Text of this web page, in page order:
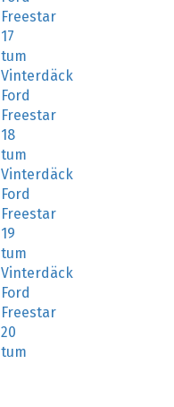
Freestar
17
tum
Vinterdäck
Ford
Freestar
18
tum
Vinterdäck
Ford
Freestar
19
tum
Vinterdäck
Ford
Freestar
20
tum